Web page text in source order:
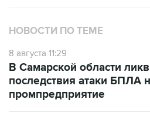
НОВОСТИ ПО ТЕМЕ
8 августа 11:29
В Самарской области
последствия атаки БПЛА
промпредприятие